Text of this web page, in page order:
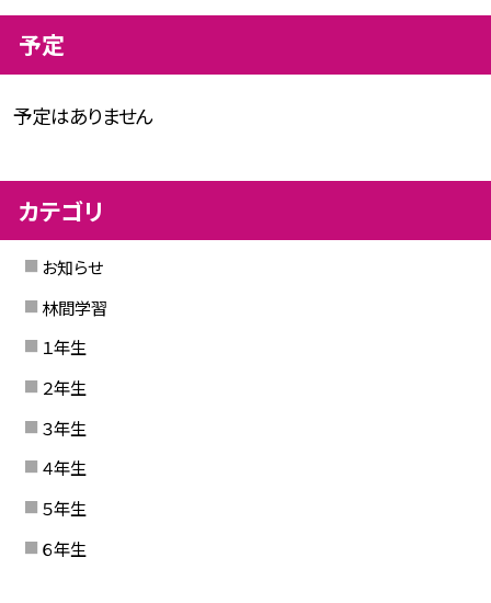
予定
予定はありません
カテゴリ
お知らせ
林間学習
１年生
２年生
３年生
４年生
５年生
６年生